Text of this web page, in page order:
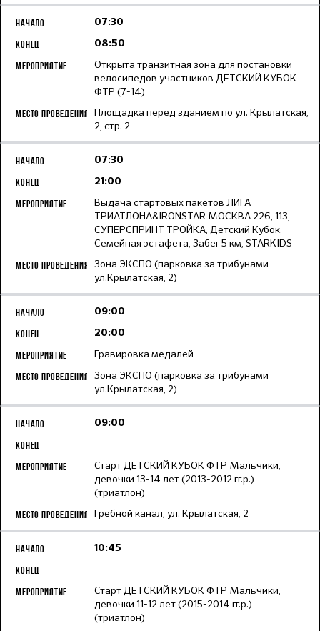
07:30
08:50
Открыта транзитная зона для постановки
велосипедов участников ДЕТСКИЙ КУБОК
ФТР (7-14)
Площадка перед зданием по ул. Крылатская,
2, стр. 2
07:30
21:00
Выдача стартовых пакетов ЛИГА
ТРИАТЛОНА&IRONSTAR МОСКВА 226, 113,
СУПЕРСПРИНТ ТРОЙКА, Детский Кубок,
Семейная эстафета, Забег 5 км, STARKIDS
Зона ЭКСПО (парковка за трибунами
ул.Крылатская, 2)
09:00
20:00
Гравировка медалей
Зона ЭКСПО (парковка за трибунами
ул.Крылатская, 2)
09:00
Старт ДЕТСКИЙ КУБОК ФТР Мальчики,
девочки 13-14 лет (2013-2012 гг.р.)
(триатлон)
Гребной канал, ул. Крылатская, 2
10:45
Старт ДЕТСКИЙ КУБОК ФТР Мальчики,
девочки 11-12 лет (2015-2014 гг.р.)
(триатлон)